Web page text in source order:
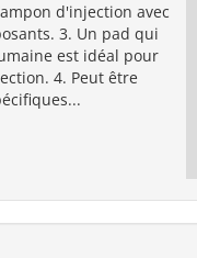
d'injection avec
3. Un pad qui
est idéal pour
4. Peut être